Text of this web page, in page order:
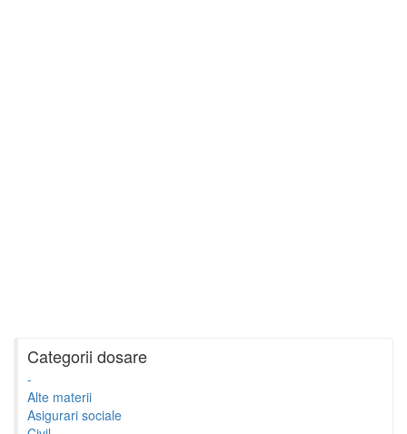
Categorii dosare
-
Alte materii
Asigurari sociale